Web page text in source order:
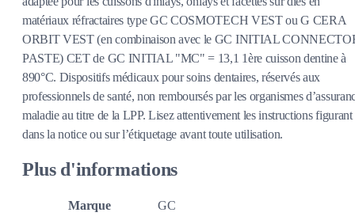
matériaux réfractaires type GC COSMOTECH VEST ou G CERA
ORBIT VEST (en combinaison avec le GC INITIAL
PASTE) CET de GC INITIAL "MC" = 13,1 1ère cuisson dentine à
890°C. Dispositifs médicaux pour soins dentaires, réservés aux
professionnels de santé, non remboursés par les organismes
maladie au titre de la LPP. Lisez attentivement les instructions figurant
dans la notice ou sur l’étiquetage avant toute utilisation.
Plus d'informations
Marque
GC